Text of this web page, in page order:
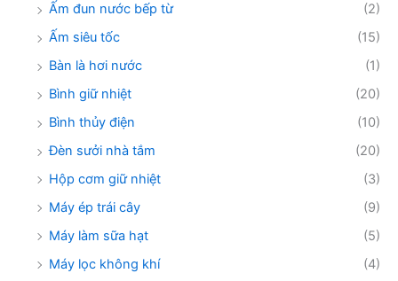
Ấm đun nước bếp từ
(2)
Ấm siêu tốc
(15)
Bàn là hơi nước
(1)
Bình giữ nhiệt
(20)
Bình thủy điện
(10)
Đèn sưởi nhà tắm
(20)
Hộp cơm giữ nhiệt
(3)
Máy ép trái cây
(9)
Máy làm sữa hạt
(5)
Máy lọc không khí
(4)